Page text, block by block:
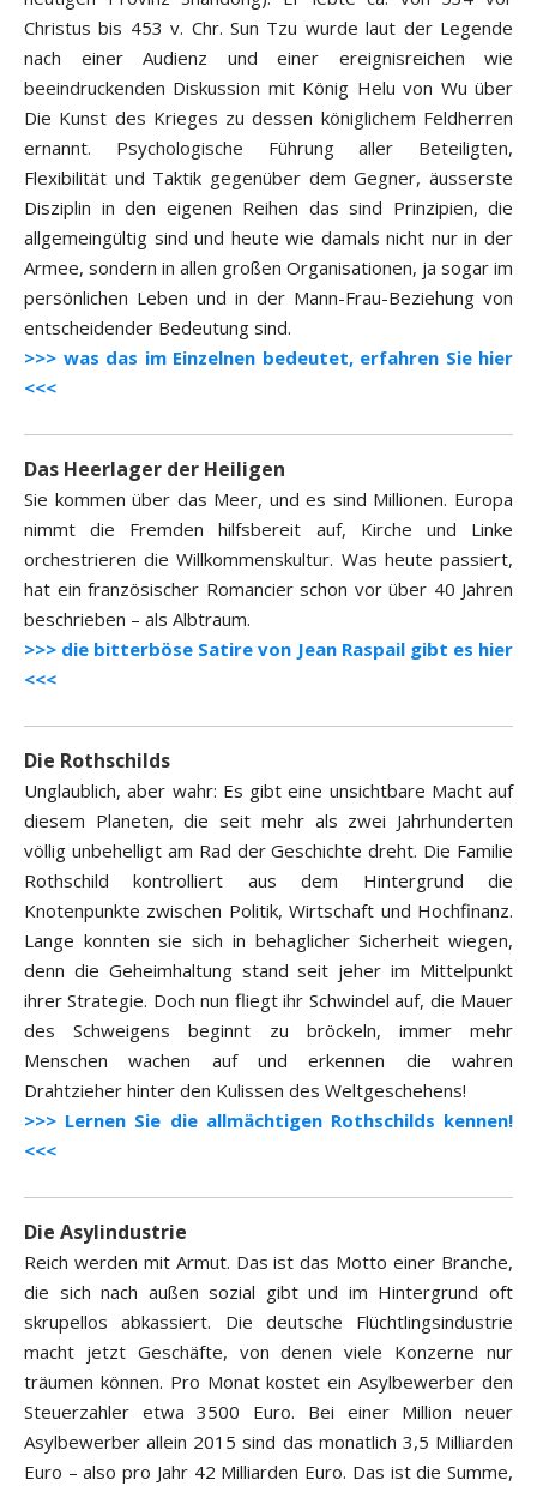
Christus bis 453 v. Chr. Sun Tzu wurde laut der Legende
nach einer Audienz und einer ereignisreichen wie
beeindruckenden Diskussion mit König Helu von Wu über
Die Kunst des Krieges zu dessen königlichem Feldherren
ernannt. Psychologische Führung aller Beteiligten,
Flexibilität und Taktik gegenüber dem Gegner, äusserste
Disziplin in den eigenen Reihen das sind Prinzipien, die
allgemeingültig sind und heute wie damals nicht nur in der
Armee, sondern in allen großen Organisationen, ja sogar im
persönlichen Leben und in der Mann-Frau-Beziehung von
entscheidender Bedeutung sind.
>>> was das im Einzelnen bedeutet, erfahren Sie hier
<<<
Das Heerlager der Heiligen
Sie kommen über das Meer, und es sind Millionen. Europa
nimmt die Fremden hilfsbereit auf, Kirche und Linke
orchestrieren die Willkommenskultur. Was heute passiert,
hat ein französischer Romancier schon vor über 40 Jahren
beschrieben – als Albtraum.
>>> die bitterböse Satire von Jean Raspail gibt es hier
<<<
Die Rothschilds
Unglaublich, aber wahr: Es gibt eine unsichtbare Macht auf
diesem Planeten, die seit mehr als zwei Jahrhunderten
völlig unbehelligt am Rad der Geschichte dreht. Die Familie
Rothschild kontrolliert aus dem Hintergrund die
Knotenpunkte zwischen Politik, Wirtschaft und Hochfinanz.
Lange konnten sie sich in behaglicher Sicherheit wiegen,
denn die Geheimhaltung stand seit jeher im Mittelpunkt
ihrer Strategie. Doch nun fliegt ihr Schwindel auf, die Mauer
des Schweigens beginnt zu bröckeln, immer mehr
Menschen wachen auf und erkennen die wahren
Drahtzieher hinter den Kulissen des Weltgeschehens!
>>> Lernen Sie die allmächtigen Rothschilds kennen!
<<<
Die Asylindustrie
Reich werden mit Armut. Das ist das Motto einer Branche,
die sich nach außen sozial gibt und im Hintergrund oft
skrupellos abkassiert. Die deutsche Flüchtlingsindustrie
macht jetzt Geschäfte, von denen viele Konzerne nur
träumen können. Pro Monat kostet ein Asylbewerber den
Steuerzahler etwa 3500 Euro. Bei einer Million neuer
Asylbewerber allein 2015 sind das monatlich 3,5 Milliarden
Euro – also pro Jahr 42 Milliarden Euro. Das ist die Summe,